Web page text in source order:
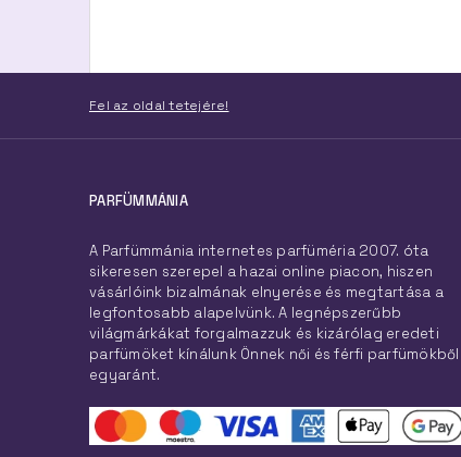
Fel az oldal tetejére!
PARFÜMMÁNIA
A Parfümmánia internetes parfüméria 2007. óta
sikeresen szerepel a hazai online piacon, hiszen
vásárlóink bizalmának elnyerése és megtartása a
legfontosabb alapelvünk. A legnépszerűbb
világmárkákat forgalmazzuk és kizárólag eredeti
parfümöket kínálunk Önnek női és férfi parfümökből
egyaránt.